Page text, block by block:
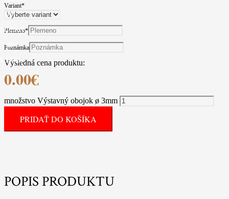
bol
pridaný
do
košíka.
Variant*
Plemeno*
Poznámka
Výsledná cena produktu:
0.00€
množstvo Výstavný obojok ø 3mm
PRIDAŤ DO KOŠÍKA
POPIS PRODUKTU